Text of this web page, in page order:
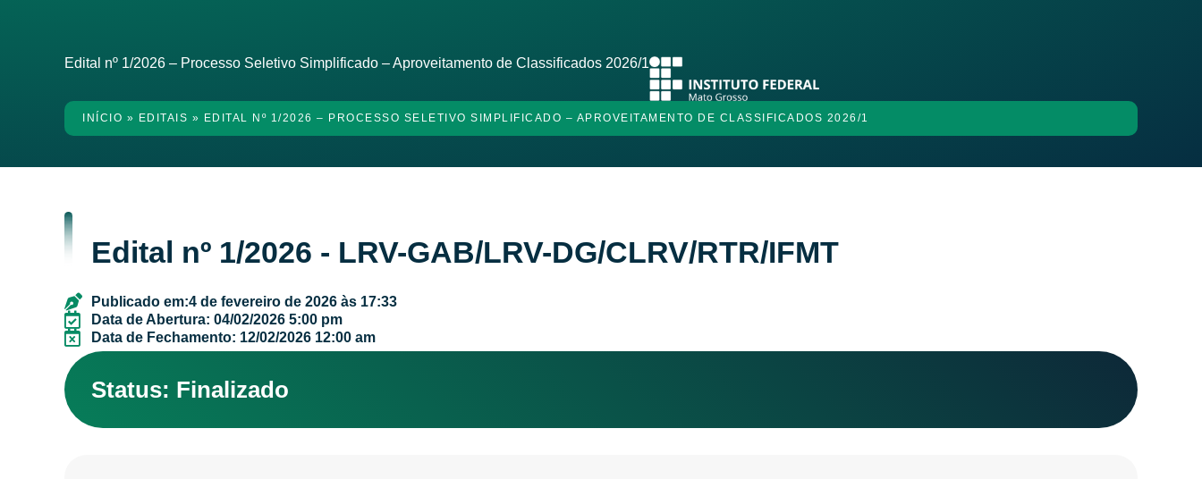
Edital nº 1/2026 – Processo Seletivo Simplificado – Aproveitamento de Classificados 2026/1
INÍCIO » EDITAIS » EDITAL Nº 1/2026 – PROCESSO SELETIVO SIMPLIFICADO – APROVEITAMENTO DE CLASSIFICADOS 2026/1
Edital nº 1/2026 - LRV-GAB/LRV-DG/CLRV/RTR/IFMT
Publicado em:4 de fevereiro de 2026 às 17:33
Data de Abertura: 04/02/2026 5:00 pm
Data de Fechamento: 12/02/2026 12:00 am
Status: Finalizado